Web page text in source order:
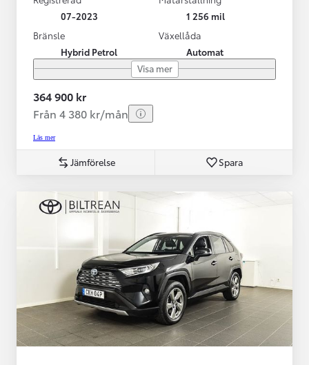
07-2023
1 256 mil
Bränsle
Hybrid Petrol
Växellåda
Automat
Visa mer
364 900 kr
Från 4 380 kr/mån
Läs mer
Jämförelse Spara